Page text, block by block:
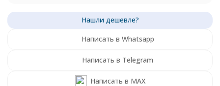
Написать в Whatsapp
Написать в Telegram
Написать в MAX